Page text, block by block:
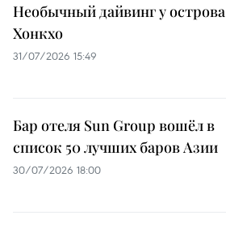
Необычный дайвинг у острова
Хонкхо
31/07/2026 15:49
Бар отеля Sun Group вошёл в
список 50 лучших баров Азии
30/07/2026 18:00